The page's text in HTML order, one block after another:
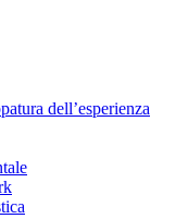
dell’esperienza